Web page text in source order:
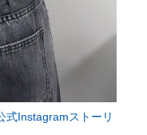
式Instagramストーリ